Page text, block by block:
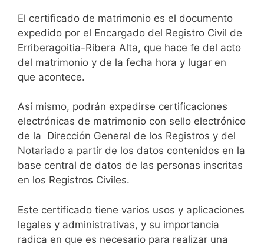
El certificado de matrimonio es el documento
expedido por el Encargado del Registro Civil de
Erriberagoitia-Ribera Alta, que hace fe del acto
del matrimonio y de la fecha hora y lugar en
que acontece.
Así mismo, podrán expedirse certificaciones
electrónicas de matrimonio con sello electrónico
de la Dirección General de los Registros y del
Notariado a partir de los datos contenidos en la
base central de datos de las personas inscritas
en los Registros Civiles.
Este certificado tiene varios usos y aplicaciones
legales y administrativas, y su importancia
radica en que es necesario para realizar una